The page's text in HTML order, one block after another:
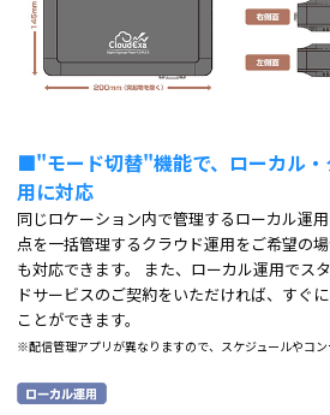
■"モード切替"機能で、ローカル・
用に対応
同じロケーション内で管理するローカル運
点を一括管理するクラウド運用をご希望の
も対応できます。 また、ローカル運用でス
ドサービスのご契約をいただければ、すぐ
ことができます。
※配信管理アプリが異なりますので、スケジュールやコン